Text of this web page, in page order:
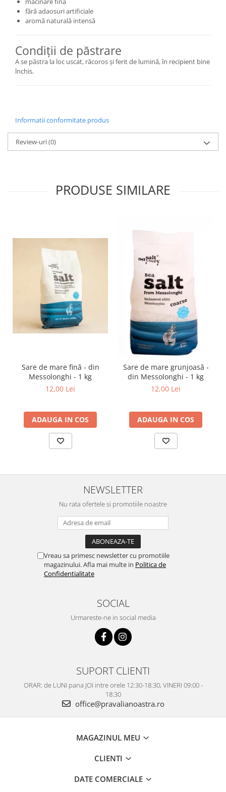
fără adaosuri artificiale
aromă naturală intensă
Condiții de păstrare
A se păstra la loc uscat, răcoros și ferit de lumină, în recipient bine
închis.
Informatii conformitate produs
Review-uri(0)
PRODUSE SIMILARE
Sare de mare fină - din
Messolonghi - 1 kg
12,00 Lei
ADAUGA IN COS
Sare de mare grunjoasă -
din Messolonghi - 1 kg
12,00 Lei
ADAUGA IN COS
NEWSLETTER
Nu rata ofertele si promotiile noastre
Vreau sa primesc newsletter cu promotiile
magazinului. Afla mai multe in Politica de
Confidentialitate
SOCIAL
Urmareste-ne in social media
SUPORT CLIENTI
ORAR: de LUNI pana JOI intre orele 12:30-18:30, VINERI 09:00 -
18:30
office@pravalianoastra.ro
MAGAZINUL MEU
CLIENTI
DATE COMERCIALE